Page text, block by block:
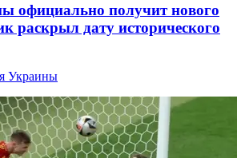
официально получит нового
раскрыл дату исторического
Украины